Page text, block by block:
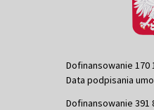
Dofinansowanie 170
Data podpisania
Dofinansowanie 391